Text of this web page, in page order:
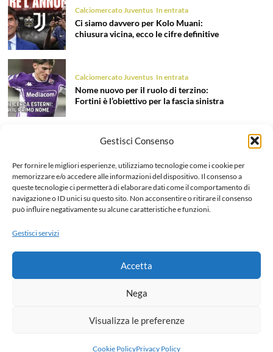
Gestisci Consenso
Per fornire le migliori esperienze, utilizziamo tecnologie come i cookie per
memorizzare e/o accedere alle informazioni del dispositivo. Il consenso a
queste tecnologie ci permetterà di elaborare dati come il comportamento di
navigazione o ID unici su questo sito. Non acconsentire o ritirare il consenso
può influire negativamente su alcune caratteristiche e funzioni.
Gestisci servizi
Accetta
Nega
Visualizza le preferenze
Cookie PolicyPrivacy Policy
Calciomercato Juventus In entrata
Ci siamo davvero per Kolo Muani:
chiusura vicina, ecco le cifre definitive
Calciomercato Juventus In entrata
Nome nuovo per il ruolo di terzino:
Fortini è l’obiettivo per la fascia sinistra
Calciomercato Juventus In entrata
il colpo dell’estate 2026!
Calciomercato Juventus In uscita
Chi siamo e Contatti
Copyright © 2026 All rights reserved.